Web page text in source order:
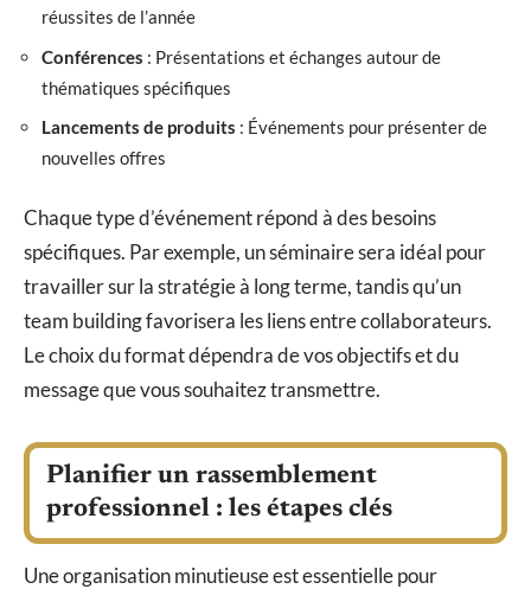
réussites de l’année
Conférences : Présentations et échanges autour de
thématiques spécifiques
Lancements de produits : Événements pour présenter de
nouvelles offres
Chaque type d’événement répond à des besoins
spécifiques. Par exemple, un séminaire sera idéal pour
travailler sur la stratégie à long terme, tandis qu’un
team building favorisera les liens entre collaborateurs.
Le choix du format dépendra de vos objectifs et du
message que vous souhaitez transmettre.
Planifier un rassemblement
professionnel : les étapes clés
Une organisation minutieuse est essentielle pour